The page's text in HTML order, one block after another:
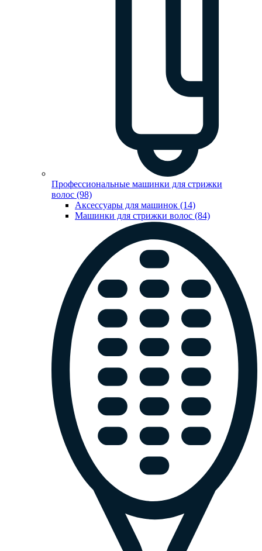
Профессиональные машинки для стрижки
волос (98)
Аксессуары для машинок (14)
Машинки для стрижки волос (84)